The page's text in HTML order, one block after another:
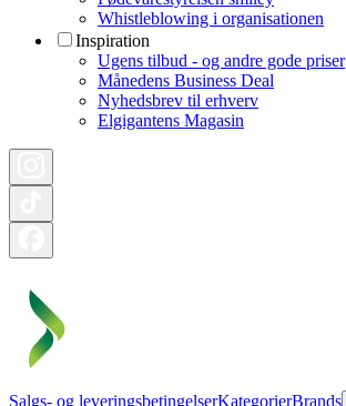
Whistleblowing i organisationen
Inspiration
Ugens tilbud - og andre gode priser
Månedens Business Deal
Nyhedsbrev til erhverv
Elgigantens Magasin
Salgs- og leveringsbetingelserKategorierBrands